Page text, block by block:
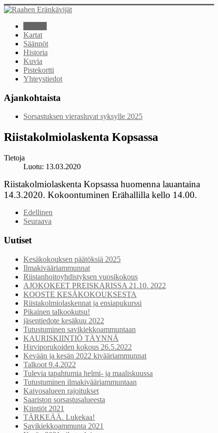
Kartat
Säännöt
Historia
Kuvia
Pistekortti
Yhteystiedot
Ajankohtaista
Sorsastuksen vierasluvat syksylle 2025
Riistakolmiolaskenta Kopsassa
Tietoja
Luotu: 13.03.2020
Riistakolmiolaskenta Kopsassa huomenna lauantaina
14.3.2020. Kokoontuminen Erähallilla kello 14.00.
Edellinen
Seuraava
Uutiset
Kesäkokouksen päätöksiä 2025
Ilmakivääriammunnat
Riistanhoitoyhdistyksen vuosikokous
AJOKOKEET PREISKARISSA 21.10. 2022
KOOSTE KESÄKOKOUKSESTA
Riistakolmiolaskennat ja ensiapukurssi
Pikainen talkookutsu!
jäsentiedote kesäkuu 2022
Tutustuminen savikiekkoammuntaan
KAURISKIINTIÖ TÄYNNÄ
Hirviporukoiden kokous 26.5.2022
Kevään ja kesän 2022 kivääriammunnat
Talkoot 9.4.2022
Tulevia tapahtumia helmi- ja maaliskuussa
Tutustuminen ilmakivääriammuntaan
Kaivosalueen rajoitukset
Saariston sorsastusalueesta
Kiintiöt 2021
TÄRKEÄÄ. Lukekaa!
Savikiekkoammunta 2021